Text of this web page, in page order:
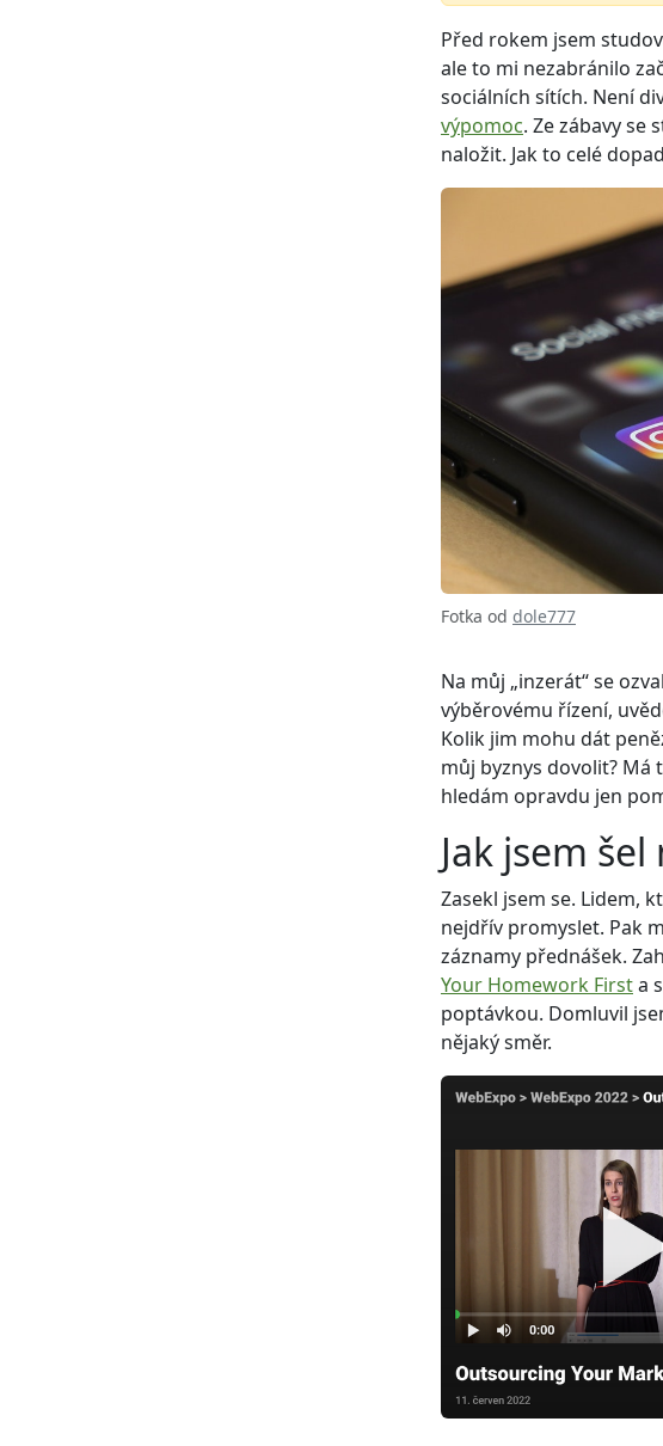
Před rokem jsem
ale to mi nezabránilo
sociálních sítích. Není
výpomoc. Ze zábavy se
naložit. Jak to celé
Fotka od dole777
Na můj „inzerát“ se
výběrovému řízení,
Kolik jim mohu dát
můj byznys dovolit? Má
hledám opravdu jen
Jak jsem
Zasekl jsem se. Lidem,
nejdřív promyslet. Pak
záznamy přednášek.
Your Homework Firsta
poptávkou. Domluvil
nějaký směr.